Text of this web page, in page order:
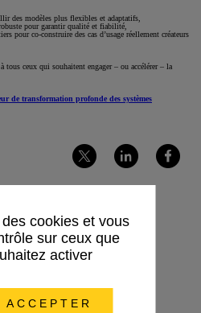
des modèles plus flexibles et adaptatifs,
pour garantir qualité et fiabilité,
pour co-construire des cas d’usage réellement créateurs
tous ceux qui souhaitent engager – ou accélérer – la
de transformation profonde des systèmes
Twitter
LinkedIn
cookies et vous
sur ceux que
activer